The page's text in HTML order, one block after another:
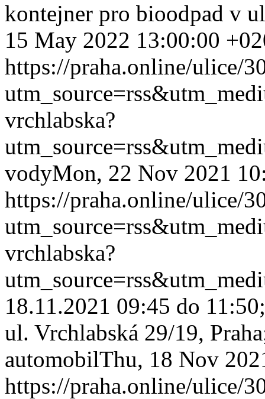
kontejner pro bioodpad v
15 May 2022 13:00:00
https://praha.online/ulice/
vrchlabska?
vodyMon, 22 Nov 2021
https://praha.online/ulice/
vrchlabska?
18.11.2021 09:45 do
ul. Vrchlabská 29/19,
automobilThu, 18 Nov
https://praha.online/ulice/